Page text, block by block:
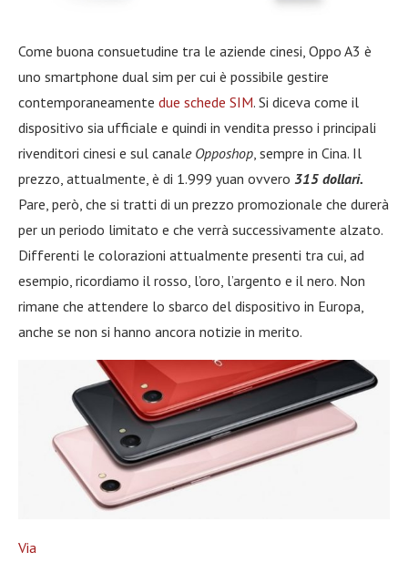
Come buona consuetudine tra le aziende cinesi, Oppo A3 è
uno smartphone dual sim per cui è possibile gestire
contemporaneamente due schede SIM. Si diceva come il
dispositivo sia ufficiale e quindi in vendita presso i principali
rivenditori cinesi e sul canale Opposhop , sempre in Cina. Il
prezzo, attualmente, è di 1.999 yuan ovvero 315 dollari.
Pare, però, che si tratti di un prezzo promozionale che durerà
per un periodo limitato e che verrà successivamente alzato.
Differenti le colorazioni attualmente presenti tra cui, ad
esempio, ricordiamo il rosso, l’oro, l’argento e il nero. Non
rimane che attendere lo sbarco del dispositivo in Europa,
anche se non si hanno ancora notizie in merito.
Via